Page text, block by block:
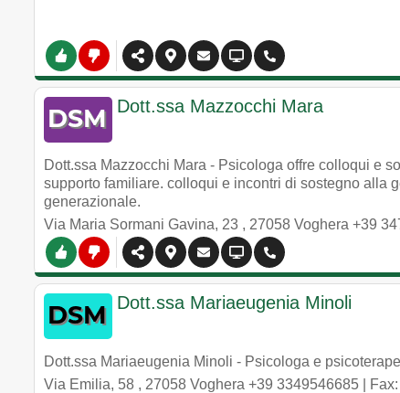
Dott.ssa Mazzocchi Mara
Dott.ssa Mazzocchi Mara - Psicologa offre colloqui e
supporto familiare. colloqui e incontri di sostegno alla
generazionale.
Via Maria Sormani Gavina, 23 , 27058 Voghera +39
Dott.ssa Mariaeugenia Minoli
Dott.ssa Mariaeugenia Minoli - Psicologa e
Via Emilia, 58 , 27058 Voghera +39 3349546685 |